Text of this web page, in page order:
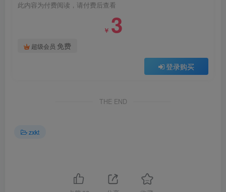
此内容为付费阅读，请付费后查看
￥ 3
超级会员 免费
登录购买
THE END
zxkt